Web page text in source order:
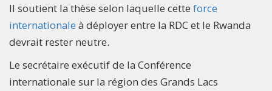
Il soutient la thèse selon laquelle cette force
internationale à déployer entre la RDC et le Rwanda
devrait rester neutre.
Le secrétaire exécutif de la Conférence
internationale sur la région des Grands Lacs